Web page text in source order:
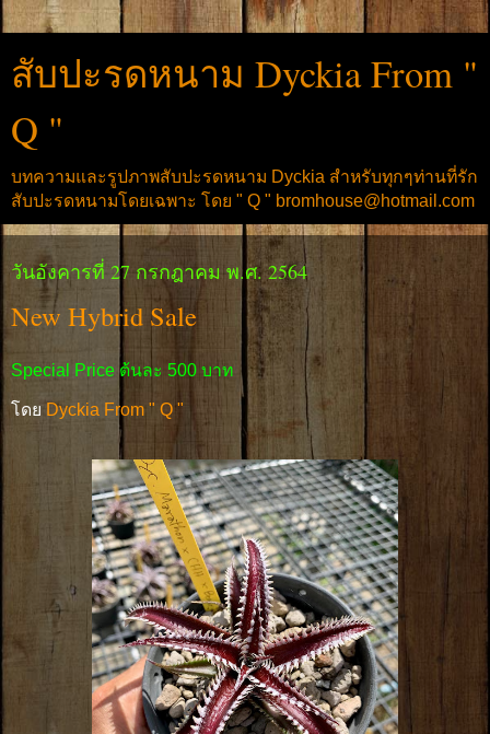
สับปะรดหนาม Dyckia From "
Q "
บทความและรูปภาพสับปะรดหนาม Dyckia สำหรับทุกๆท่านที่รัก
สับปะรดหนามโดยเฉพาะ โดย " Q " bromhouse@hotmail.com
วันอังคารที่ 27 กรกฎาคม พ.ศ. 2564
New Hybrid Sale
Special Price ต้นละ 500 บาท
โดย Dyckia From " Q "